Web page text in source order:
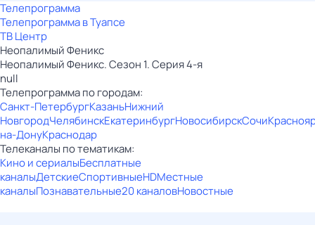
Телепрограмма
Телепрограмма в Туапсе
ТВ Центр
Неопалимый Феникс
Неопалимый Феникс. Сезон 1. Серия 4-я
null
Телепрограмма по городам:
Санкт-ПетербургКазаньНижний
НовгородЧелябинскЕкатеринбургНовосибирскСочи
на-ДонуКраснодар
Телеканалы по тематикам:
Кино и сериалыБесплатные
каналыДетскиеСпортивныеHDМестные
каналыПознавательные20 каналовНовостные